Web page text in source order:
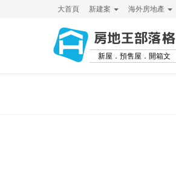
大首頁 新建案 海外房地產
房地王部落格
新屋．預售屋．開箱文